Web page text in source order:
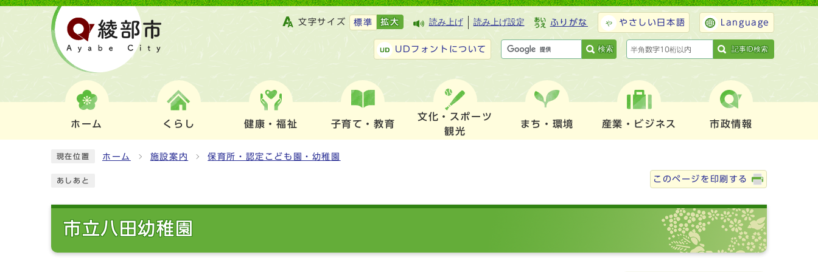
文字サイズ 標準 拡大 読み上げ 読み上げ設定 ふりがな やさしい日本語 Language
UDフォントについて 検索 記事ID検索
ホーム くらし 健康・福祉 子育て・教育
文化・スポーツ
観光
まち・環境 産業・ビジネス 市政情報
現在位置 ホーム 施設案内 保育所・認定こども園・幼稚園
あしあと このページを印刷する
市立八田幼稚園